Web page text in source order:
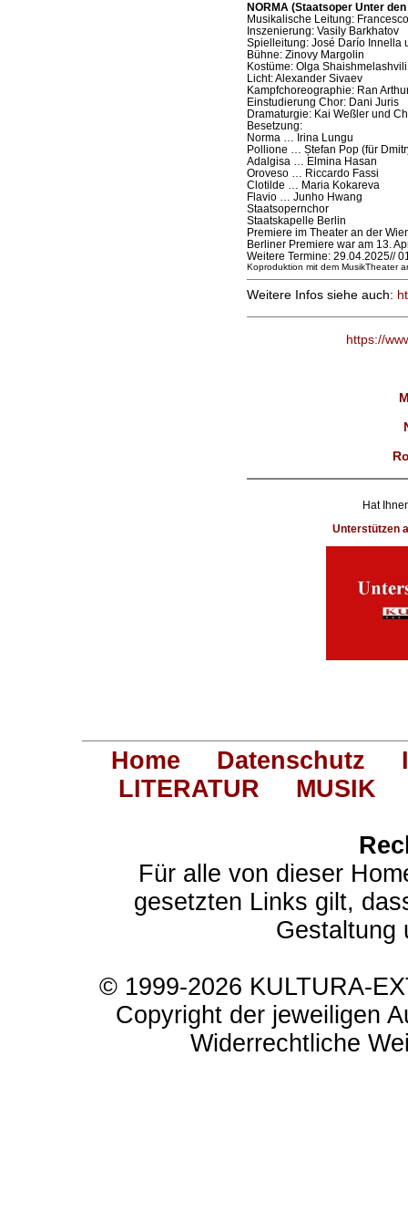
NORMA (Staatsoper Unter
Musikalische Leitung:
Inszenierung: Vasily Barkhatov
Spielleitung: José Darío Innella
Bühne: Zinovy Margolin
Kostüme: Olga Shaishmelashvili
Licht: Alexander Sivaev
Kampfchoreographie: Ran
Einstudierung Chor: Dani Juris
Dramaturgie: Kai Weßler und
Besetzung:
Norma … Irina Lungu
Pollione … Ștefan Pop (für
Adalgisa … Elmina Hasan
Oroveso … Riccardo Fassi
Clotilde … Maria Kokareva
Flavio … Junho Hwang
Staatsopernchor
Staatskapelle Berlin
Premiere im Theater an der
Berliner Premiere war am 13.
Weitere Termine: 29.04.2025//
Koproduktion mit dem MusikTheater
Weitere Infos siehe auch:
https://
Hat
Unterstützen
Home Datenschutz
LITERATUR
MUSIK
Für alle von dieser
gesetzten Links gilt,
Gestaltung
© 1999-2026 KULTURA-
Copyright der jeweiligen
Widerrechtliche